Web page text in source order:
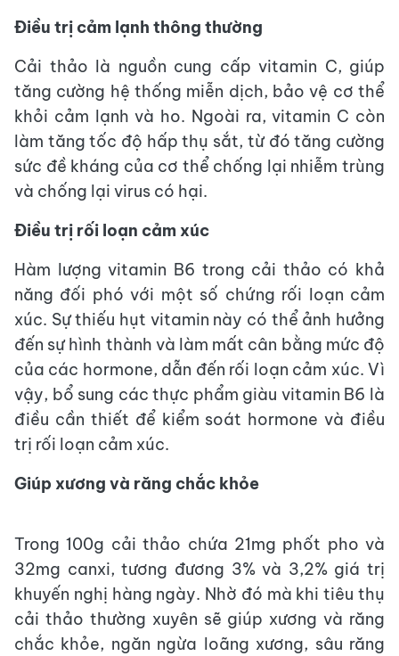
Điều trị cảm lạnh thông thường
Cải thảo là nguồn cung cấp vitamin C, giúp
tăng cường hệ thống miễn dịch, bảo vệ cơ thể
khỏi cảm lạnh và ho. Ngoài ra, vitamin C còn
làm tăng tốc độ hấp thụ sắt, từ đó tăng cường
sức đề kháng của cơ thể chống lại nhiễm trùng
và chống lại virus có hại.
Điều trị rối loạn cảm xúc
Hàm lượng vitamin B6 trong cải thảo có khả
năng đối phó với một số chứng rối loạn cảm
xúc. Sự thiếu hụt vitamin này có thể ảnh hưởng
đến sự hình thành và làm mất cân bằng mức độ
của các hormone, dẫn đến rối loạn cảm xúc. Vì
vậy, bổ sung các thực phẩm giàu vitamin B6 là
điều cần thiết để kiểm soát hormone và điều
trị rối loạn cảm xúc.
Giúp xương và răng chắc khỏe
Trong 100g cải thảo chứa 21mg phốt pho và
32mg canxi, tương đương 3% và 3,2% giá trị
khuyến nghị hàng ngày. Nhờ đó mà khi tiêu thụ
cải thảo thường xuyên sẽ giúp xương và răng
chắc khỏe, ngăn ngừa loãng xương, sâu răng